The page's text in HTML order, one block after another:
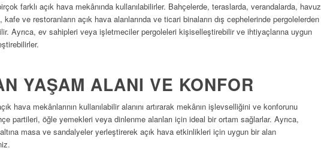
farklı açık hava mekânında kullanılabilirler. Bahçelerde, teraslarda, verandalarda, havuz
kafe ve restoranların açık hava alanlarında ve ticari binaların dış cephelerinde pergolelerden
Ayrıca, ev sahipleri veya işletmeciler pergoleleri kişiselleştirebilir ve ihtiyaçlarına uygun
YAŞAM ALANI VE KONFOR
hava mekânlarının kullanılabilir alanını artırarak mekânın işlevselliğini ve konforunu
partileri, öğle yemekleri veya dinlenme alanları için ideal bir ortam sağlarlar. Ayrıca,
masa ve sandalyeler yerleştirerek açık hava etkinlikleri için uygun bir alan